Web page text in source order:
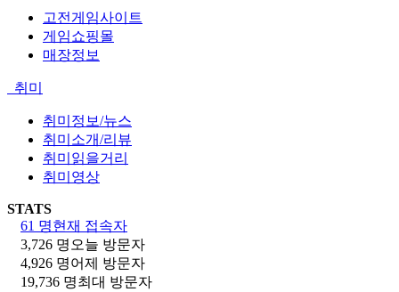
고전게임사이트
게임쇼핑몰
매장정보
취미
취미정보/뉴스
취미소개/리뷰
취미읽을거리
취미영상
STATS
61 명현재 접속자
3,726 명오늘 방문자
4,926 명어제 방문자
19,736 명최대 방문자